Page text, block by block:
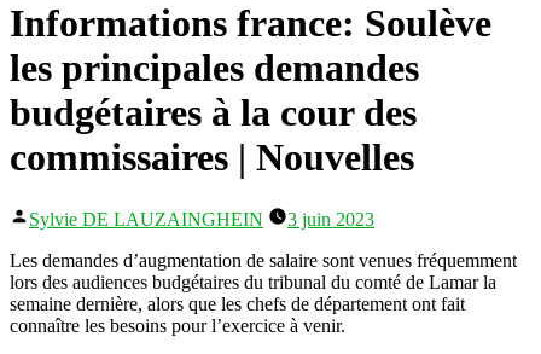
Informations france: Soulève
les principales demandes
budgétaires à la cour des
commissaires | Nouvelles
Publié
Sylvie DE LAUZAINGHEIN
3 juin 2023
Les demandes d’augmentation de salaire sont venues fréquemment
lors des audiences budgétaires du tribunal du comté de Lamar la
semaine dernière, alors que les chefs de département ont fait
connaître les besoins pour l’exercice à venir.